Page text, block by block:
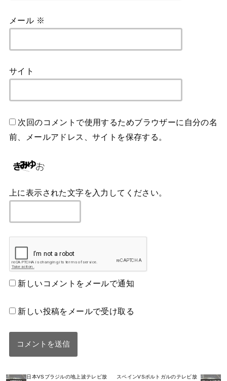
メール ※
サイト
次回のコメントで使用するためブラウザーに自分の名
前、メールアドレス、サイトを保存する。
上に表示された文字を入力してください。
新しいコメントをメールで通知
新しい投稿をメールで受け取る
日本VSブラジルの地上波テレビ放
スペインVSポルトガルのテレビ放